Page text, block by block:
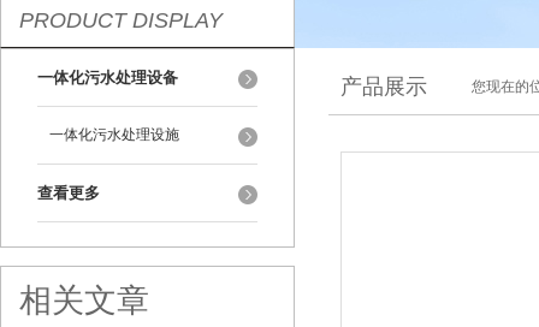
PRODUCT DISPLAY
一体化污水处理设备
一体化污水处理设施
查看更多
相关文章
产品展示 您现在的